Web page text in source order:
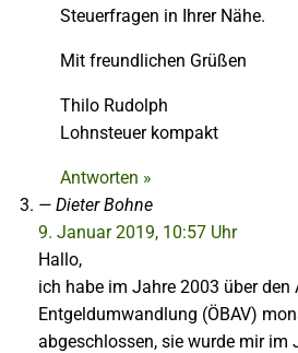
Steuerfragen in Ihrer Nähe.
Mit freundlichen Grüßen
Thilo Rudolph
Lohnsteuer kompakt
Antworten »
Dieter Bohne
9. Januar 2019, 10:57 Uhr
Hallo,
ich habe im Jahre 2003 über den
Entgeldumwandlung (ÖBAV)
abgeschlossen, sie wurde mir im